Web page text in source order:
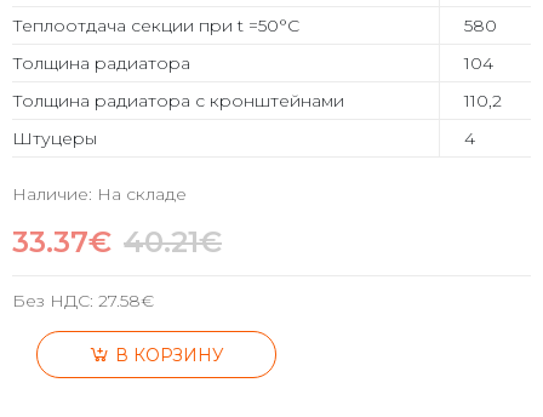
Теплоотдача секции при t =50°С
580
Толщина радиатора
104
Толщина радиатора с кронштейнами
110,2
Штуцеры
4
Наличие: На складе
33.37€ 40.21€
Без НДС: 27.58€
В КОРЗИНУ